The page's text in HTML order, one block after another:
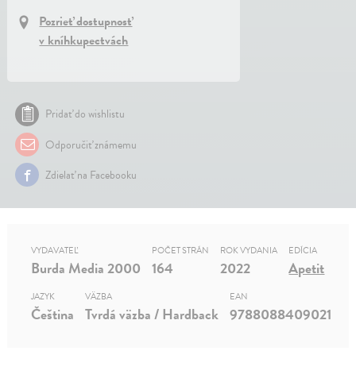
Pozrieť dostupnosť
v kníhkupectvách
Pridať do wishlistu
Odporučiť známemu
Zdielať na Facebooku
VYDAVATEĽ
Burda Media 2000
POČET STRÁN
164
ROK VYDANIA
2022
EDÍCIA
Apetit
JAZYK
Čeština
VÄZBA
Tvrdá väzba / Hardback
EAN
9788088409021